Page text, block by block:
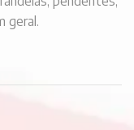
geral.